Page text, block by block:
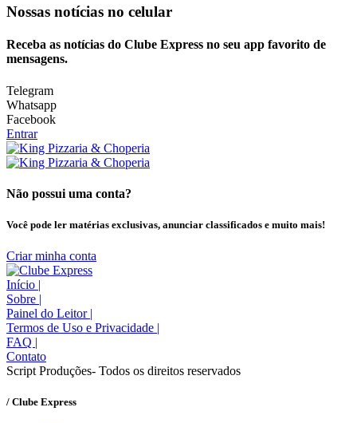
Nossas notícias no celular
Receba as notícias do Clube Express no seu app favorito de
mensagens.
Telegram
Whatsapp
Facebook
Entrar
Não possui uma conta?
Você pode ler matérias exclusivas, anunciar classificados e muito mais!
Criar minha conta
Início |
Sobre |
Painel do Leitor |
Termos de Uso e Privacidade |
FAQ |
Contato
Script Produções- Todos os direitos reservados
/ Clube Express